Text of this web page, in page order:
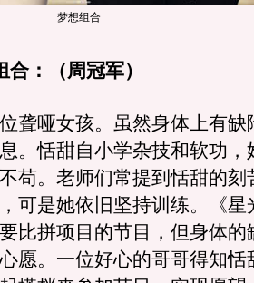
梦想组合
：（周冠军）
哑女孩。虽然身体上有缺
。恬甜自小学杂技和软功，
苟。老师们常提到恬甜的刻
可是她依旧坚持训练。《星
比拼项目的节目，但身体的
愿。一位好心的哥哥得知恬